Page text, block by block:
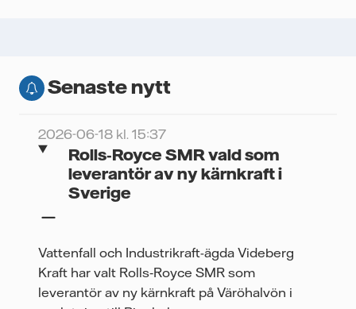
Senaste nytt
2026-06-18 kl. 15:37
Rolls‑Royce SMR vald som
leverantör av ny kärnkraft i
Sverige
Vattenfall och Industrikraft-ägda Videberg
Kraft har valt Rolls‑Royce SMR som
leverantör av ny kärnkraft på Väröhalvön i